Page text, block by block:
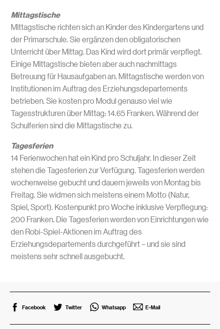
Mittagstische
Mittagstische richten sich an Kinder des Kindergartens und
der Primarschule. Sie ergänzen den obligatorischen
Unterricht über Mittag. Das Kind wird dort primär verpflegt.
Einige Mittagstische bieten aber auch nachmittags
Betreuung für Hausaufgaben an. Mittagstische werden von
Institutionen im Auftrag des Erziehungsdepartements
betrieben. Sie kosten pro Modul genauso viel wie
Tagesstrukturen über Mittag: 14.65 Franken. Während der
Schulferien sind die Mittagstische zu.
Tagesferien
14 Ferienwochen hat ein Kind pro Schuljahr. In dieser Zeit
stehen die Tagesferien zur Verfügung. Tagesferien werden
wochenweise gebucht und dauern jeweils von Montag bis
Freitag. Sie widmen sich meistens einem Motto (Natur,
Spiel, Sport). Kostenpunkt pro Woche inklusive Verpflegung:
200 Franken. Die Tagesferien werden von Einrichtungen wie
den Robi-Spiel-Aktionen im Auftrag des
Erziehungsdepartements durchgeführt – und sie sind
meistens sehr schnell ausgebucht.
Facebook Twitter Whatsapp E-Mail